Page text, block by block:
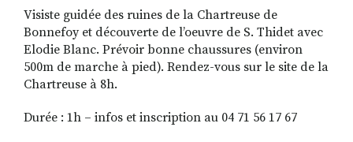
Visiste guidée des ruines de la Chartreuse de
Bonnefoy et découverte de l’oeuvre de S. Thidet avec
Elodie Blanc. Prévoir bonne chaussures (environ
500m de marche à pied). Rendez-vous sur le site de la
Chartreuse à 8h.
Durée : 1h – infos et inscription au 04 71 56 17 67